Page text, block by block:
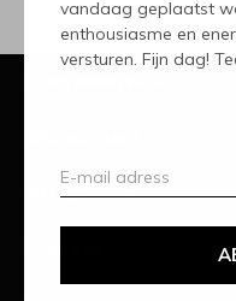
vandaag geplaatst
enthousiasme en
versturen. Fijn dag!
Categorieën